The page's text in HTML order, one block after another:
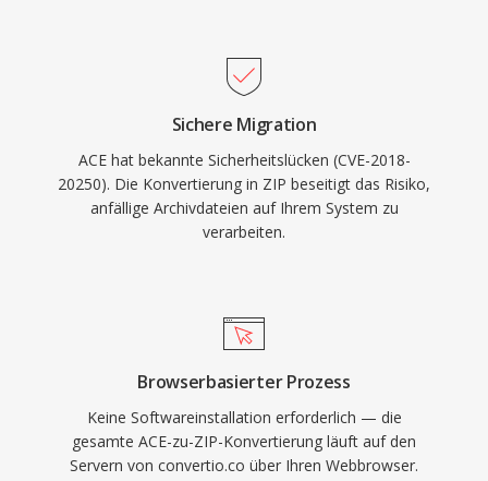
Sichere Migration
ACE hat bekannte Sicherheitslücken (CVE-2018-
20250). Die Konvertierung in ZIP beseitigt das Risiko,
anfällige Archivdateien auf Ihrem System zu
verarbeiten.
Browserbasierter Prozess
Keine Softwareinstallation erforderlich — die
gesamte ACE-zu-ZIP-Konvertierung läuft auf den
Servern von convertio.co über Ihren Webbrowser.